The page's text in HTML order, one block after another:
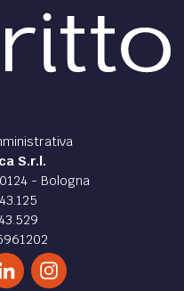
S.r.l.
- Bologna